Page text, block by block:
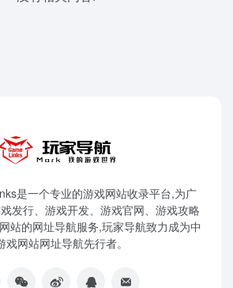
是一个专业的游戏网站收录平台,为广
发行、游戏开发、游戏官网、游戏攻略
站的网址导航服务,玩家导航致力成为中
戏网站网址导航先行者。